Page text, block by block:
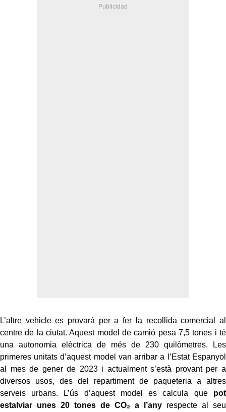
L’altre vehicle es provarà per a fer la recollida comercial al
centre de la ciutat. Aquest model de camió pesa 7,5 tones i té
una autonomia elèctrica de més de 230 quilòmetres. Les
primeres unitats d’aquest model van arribar a l’Estat Espanyol
al mes de gener de 2023 i actualment s’està provant per a
diversos usos, des del repartiment de paqueteria a altres
serveis urbans. L’ús d’aquest model es calcula que pot
estalviar unes 20 tones de CO₂ a l’anyrespecte al seu